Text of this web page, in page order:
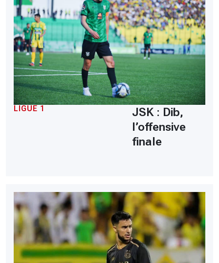
LIGUE 1
JSK : Dib,
l’offensive
finale